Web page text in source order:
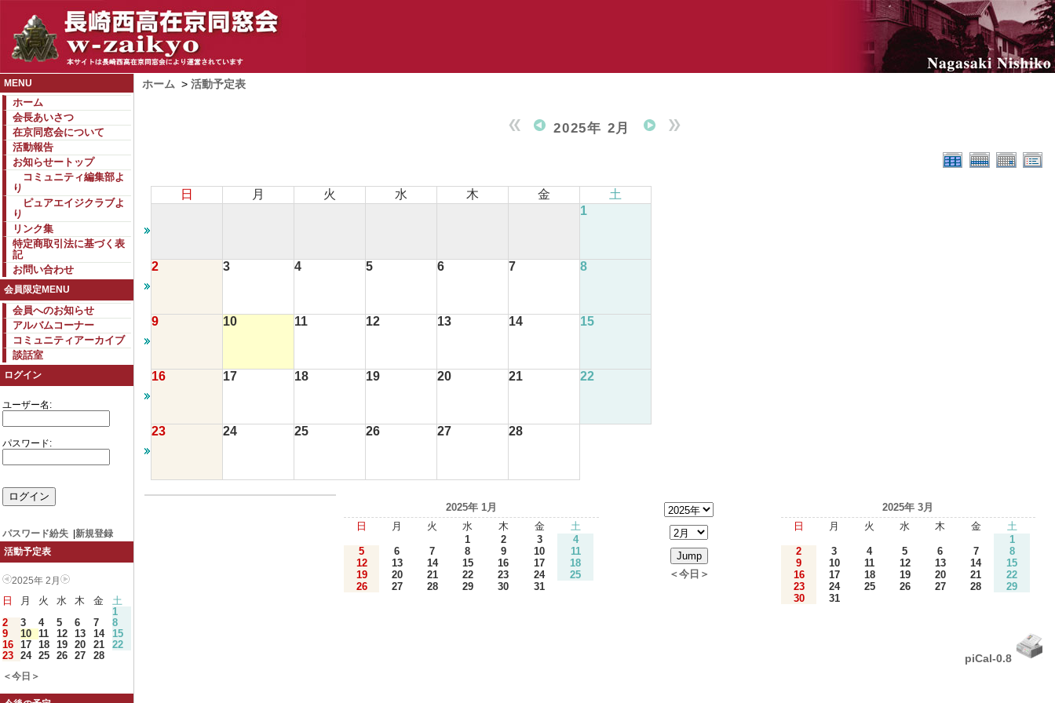
MENU
ホーム
会長あいさつ
在京同窓会について
活動報告
お知らせートップ
コミュニティ編集部よ
り
ピュアエイジクラブよ
り
リンク集
特定商取引法に基づく表
記
お問い合わせ
会員限定MENU
会員へのお知らせ
アルバムコーナー
コミュニティアーカイブ
談話室
ログイン
ユーザー名:
パスワード:
パスワード紛失
新規登録
活動予定表
2025年 2月
日 月 火 水 木 金
土
1
2
3 4 5 6 7
8
9
10 11 12 13 14
15
16 17 18 19 20 21
22
23 24 25 26 27 28
＜今日＞
ホーム > 活動予定表
2025年 2月
日 月 火 水 木 金
土
1
2 3 4 5 6 7 8
9 10 11 12 13 14 15
16 17 18 19 20 21 22
23 24 25 26 27 28
2025年 1月
日
月 火 水 木 金
土
1
2 3
4
5
6 7 8 9 10
11
12
13 14 15 16 17
18
19
20 21 22 23 24
25
26
27 28 29 30 31
＜今日＞
2025年 3月
日
月 火 水 木 金
土
1
2
3 4 5 6 7
8
9
10 11 12 13 14
15
16
17 18 19 20 21
22
23
24 25 26 27 28
29
30
31
piCal-0.8